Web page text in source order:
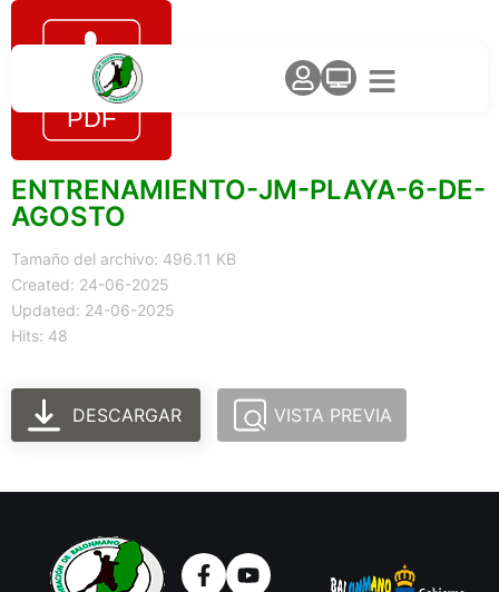
ENTRENAMIENTO-JM-PLAYA-6-DE-
AGOSTO
Tamaño del archivo: 496.11 KB
Created: 24-06-2025
Updated: 24-06-2025
Hits: 48
DESCARGAR VISTA PREVIA